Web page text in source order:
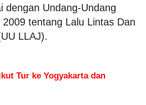
dengan Undang-Undang
tentang Lalu Lintas Dan
LLAJ).
Tur ke Yogyakarta dan